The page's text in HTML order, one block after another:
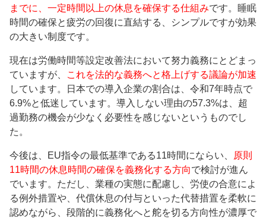
までに、一定時間以上の休息を確保する仕組みです。睡眠
時間の確保と疲労の回復に直結する、シンプルですが効果
の大きい制度です。
現在は労働時間等設定改善法において努力義務にとどまっ
ていますが、
これを法的な義務へと格上げする議論が加速
しています。日本での導入企業の割合は、令和7年時点で
6.9%と低迷しています。導入しない理由の57.3%は、超
過勤務の機会が少なく必要性を感じないというものでし
た。
今後は、EU指令の最低基準である11時間にならい、 原則
11時間の休息時間の確保を義務化する方向で検討が進ん
でいます。ただし、業種の実態に配慮し、労使の合意によ
る例外措置や、代償休息の付与といった代替措置を柔軟に
認めながら、段階的に義務化へと舵を切る方向性が濃厚で